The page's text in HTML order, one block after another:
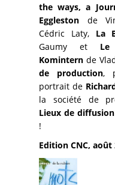
the ways, a
Eggleston de
Cédric Laty, La
Gaumy et
Komintern de
de production,
portrait de
la société de
Lieux de diffusion
!
Edition CNC, août